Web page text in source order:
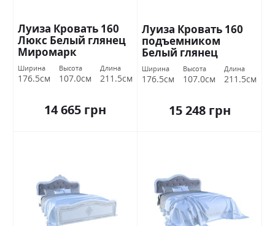
Луиза Кровать 160
Люкс Белый глянец
Миромарк
Ширина
176.5см
Высота
107.0см
Длина
211.5см
14 665 грн
Луиза Кровать 160
подъемником
Белый глянец
Миромарк
Ширина
176.5см
Высота
107.0см
Длина
211.5см
15 248 грн